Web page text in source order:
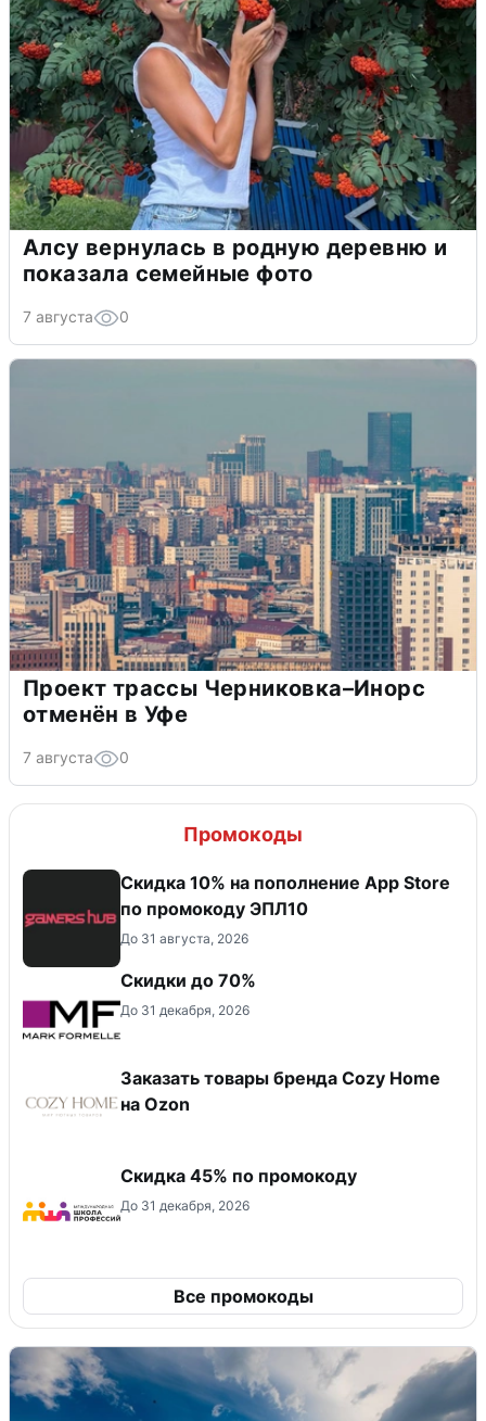
Алсу вернулась в родную деревню и
показала семейные фото
7 августа 0
Проект трассы Черниковка–Инорс
отменён в Уфе
7 августа 0
Промокоды
Скидка 10% на пополнение App Store
по промокоду ЭПЛ10
До 31 августа, 2026
Скидки до 70%
До 31 декабря, 2026
Заказать товары бренда Cozy Home
на Ozon
Скидка 45% по промокоду
До 31 декабря, 2026
Все промокоды